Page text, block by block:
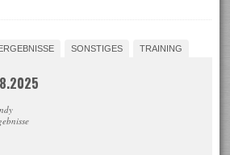
SONSTIGES TRAINING